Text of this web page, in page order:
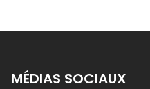
MÉDIAS SOCIAUX